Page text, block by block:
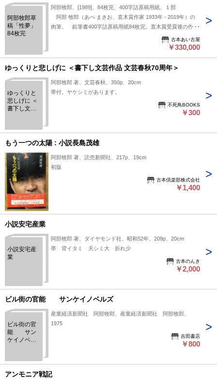
阿部牧郎草
稿「性夢」
84枚完
阿部牧郎、[1989]、84枚完、400字詰原稿用紙、１部
阿部 牧郎（あべ まきお、直木賞作家 1933年 - 2019年）の
肉筆。 鉛筆書400字詰原稿用紙84枚完。直木賞受賞後の作
品。 初出は『小説現代』1989年2月号に掲載。 「危険な
秋」阿部牧郎著講談社1989.12刊で単行本化。 後に「危険な秋
ｐｐ58-111に収録される。 当該2種2冊を附す。
古本あい古屋
￥330,000
ゆっくりと悲しげに ＜書下し文芸作品 文芸春秋70周年＞
ゆっくりと
悲しげに ＜
書下し文芸
阿部牧郎 著、文芸春秋、350p、20cm
帯付。ヤケシミがあります。
不死鳥BOOKS
￥300
もう一つの太陽 : 小説長島茂雄
阿部牧郎 著、読売新聞社、217p、19cm
初版
古本倶楽部株式会社
￥1,400
小説安宅産業
小説安宅産
業
阿部牧郎 著、ダイヤモンド社、昭和52年、209p、20cm
帯 背イタミ 天シミ大 折れ少
古本のんき
￥2,000
ビル街の官能 サンケイノベルズ
ビル街の官
能 サン
ケイノベル
産業経済新聞社 阿部牧郎、産業経済新聞社 阿部牧郎、
1975
吉田書店
￥800
アンモニア戦記